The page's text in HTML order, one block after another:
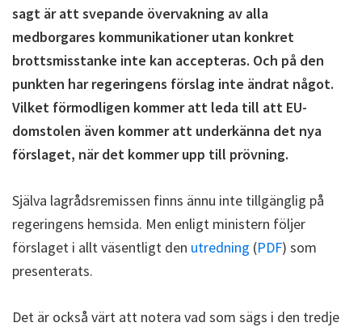
sagt är att svepande övervakning av alla
medborgares kommunikationer utan konkret
brottsmisstanke inte kan accepteras. Och på den
punkten har regeringens förslag inte ändrat något.
Vilket förmodligen kommer att leda till att EU-
domstolen även kommer att underkänna det nya
förslaget, när det kommer upp till prövning.
Själva lagrådsremissen finns ännu inte tillgänglig på
regeringens hemsida. Men enligt ministern följer
förslaget i allt väsentligt den utredning (PDF) som
presenterats.
Det är också värt att notera vad som sägs i den tredje